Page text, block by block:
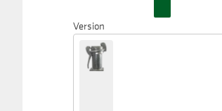
Version